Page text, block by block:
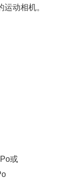
动相机。
或